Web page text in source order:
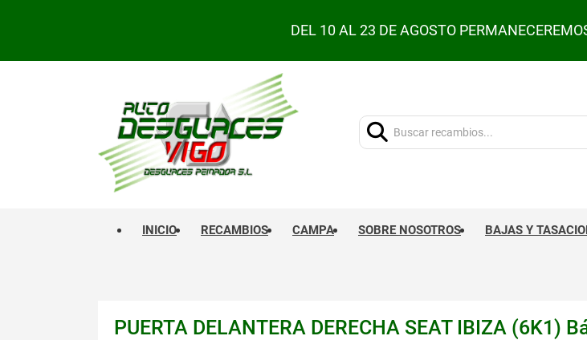
DEL 10 AL 23 DE AGOSTO
Buscar:
INICIO RECAMBIOS CAMPA SOBRE NOSOTROS BAJAS Y
PUERTA DELANTERA DERECHA SEAT IBIZA (6K1)